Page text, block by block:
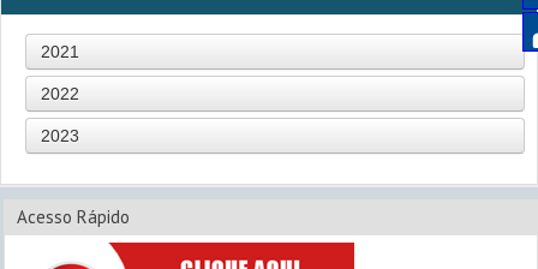
2021
2022
2023
Acesso Rápido